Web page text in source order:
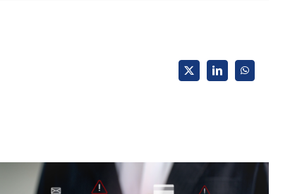
X LinkedInWhatsApp